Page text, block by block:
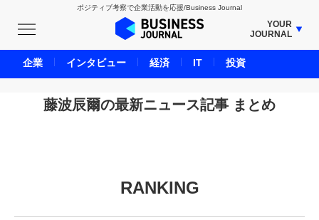
ポジティブ考察で企業活動を応援/Business Journal
YOUR
JOURNAL
BUSINESS JOURNAL
UNICORN JOURNAL
CARBON CREDITS JOURNAL
LIFE ENDING JOURNAL
藤波辰爾の最新ニュース記事 まとめ
RANKING
企業 インタビュー 経済 IT 投資